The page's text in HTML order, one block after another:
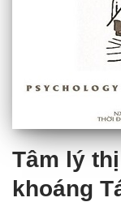
Tâm lý
khoáng